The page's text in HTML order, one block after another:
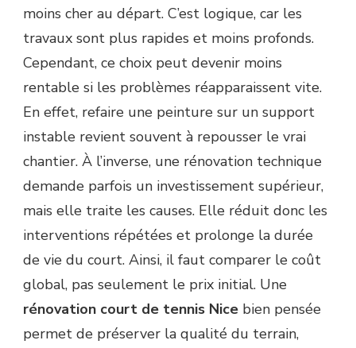
moins cher au départ. C’est logique, car les
travaux sont plus rapides et moins profonds.
Cependant, ce choix peut devenir moins
rentable si les problèmes réapparaissent vite.
En effet, refaire une peinture sur un support
instable revient souvent à repousser le vrai
chantier. À l’inverse, une rénovation technique
demande parfois un investissement supérieur,
mais elle traite les causes. Elle réduit donc les
interventions répétées et prolonge la durée
de vie du court. Ainsi, il faut comparer le coût
global, pas seulement le prix initial. Une
rénovation court de tennis Nice bien pensée
permet de préserver la qualité du terrain,